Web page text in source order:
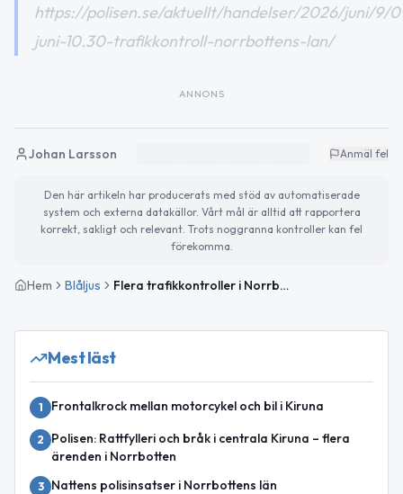
https://polisen.se/aktuellt/handelser/2026/juni/9/
juni-10.30-trafikkontroll-norrbottens-lan/
ANNONS
Johan Larsson Anmäl fel
Den här artikeln har producerats med stöd av automatiserade
system och externa datakällor. Vårt mål är alltid att rapportera
korrekt, sakligt och relevant. Trots noggranna kontroller kan fel
förekomma.
Hem Blåljus Flera trafikkontroller i Norrbotten – misstanke om drograttfylleri och olovlig körning
Mest läst
1 Frontalkrock mellan motorcykel och bil i Kiruna
2
Polisen: Rattfylleri och bråk i centrala Kiruna – flera
ärenden i Norrbotten
3 Nattens polisinsatser i Norrbottens län